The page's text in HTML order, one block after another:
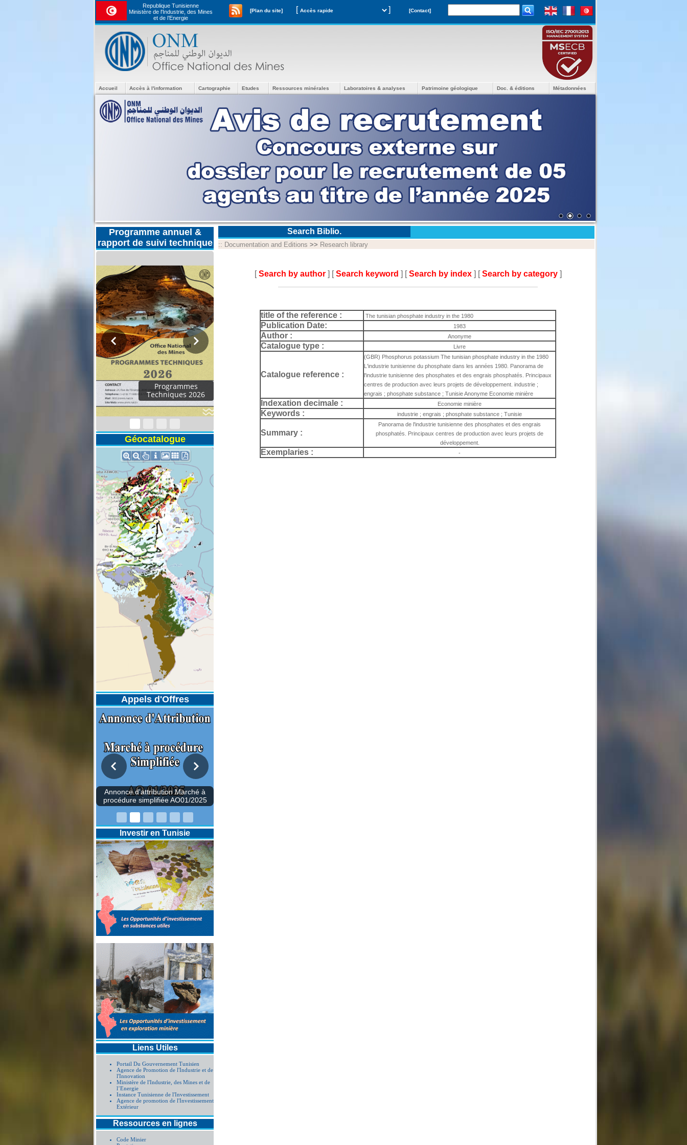
Republique Tunisienne
Ministère de l'Industrie, des Mines
et de l’Energie
[Plan du site] [ ] [Contact]
Accueil Accès à l'information Cartographie Etudes Ressources minérales Laboratoires & analyses Patrimoine géologique Doc. & éditions Métadonnées
Programme annuel &
rapport de suivi technique
Programmes
Techniques 2026
Géocatalogue
Appels d'Offres
Annonce d'attribution Marché à
procédure simplifiée AO01/2025
Investir en Tunisie
Liens Utiles
Portail Du Gouvernement Tunisien
Agence de Promotion de l'Industrie et de
l'Innovation
Ministère de l'Industrie, des Mines et de
l’Energie
Instance Tunisienne de l'Investissement
Agence de promotion de l'Investissement
Extérieur
Ressources en lignes
Code Minier
Search Biblio.
:: Documentation and Editions >> Research library
[Search by author ] [Search keyword ] [Search by index ] [Search by category ]
title of the reference : The tunisian phosphate industry in the 1980
Publication Date: 1983
Author : Anonyme
Catalogue type : Livre
Catalogue reference :
(GBR) Phosphorus potassium The tunisian phosphate industry in the 1980
L'industrie tunisienne du phosphate dans les années 1980. Panorama de
l'industrie tunisienne des phosphates et des engrais phosphatés. Principaux
centres de production avec leurs projets de développement. industrie ;
engrais ; phosphate substance ; Tunisie Anonyme Economie minière
Indexation decimale : Economie minière
Keywords : industrie ; engrais ; phosphate substance ; Tunisie
Summary :
Panorama de l'industrie tunisienne des phosphates et des engrais
phosphatés. Principaux centres de production avec leurs projets de
développement.
Exemplaries : -